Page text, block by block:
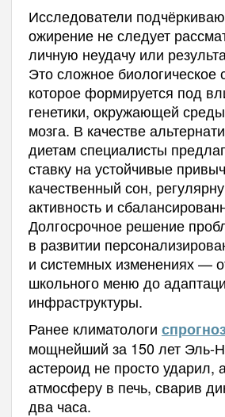
Исследователи
ожирение не следует
личную неудачу или
Это сложное биологическое
которое формируется под
генетики, окружающей
мозга. В качестве
диетам специалисты
ставку на устойчивые
качественный сон,
активность и
Долгосрочное решение
в развитии
и системных изменениях —
школьного меню до
инфраструктуры.
Ранее климатологи
мощнейший за 150 лет Эль-
астероид не просто ударил,
атмосферу в печь, сварив
два часа.